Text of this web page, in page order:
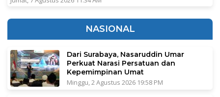
NASIONAL
Dari Surabaya, Nasaruddin Umar
Perkuat Narasi Persatuan dan
Kepemimpinan Umat
Minggu, 2 Agustus 2026 19:58 PM